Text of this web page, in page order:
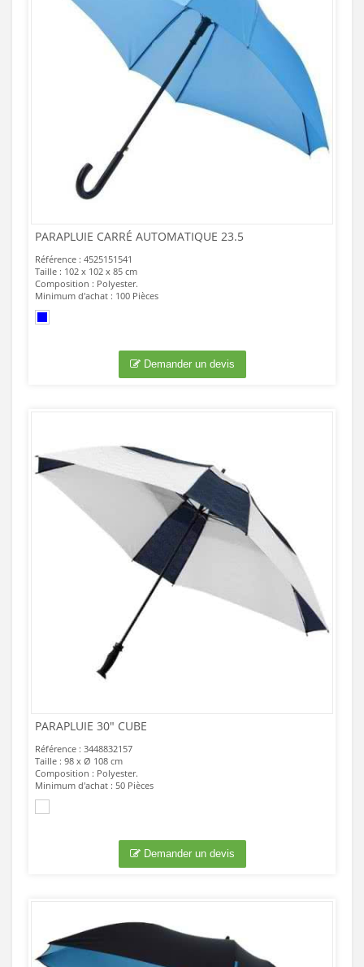
PARAPLUIE CARRÉ AUTOMATIQUE 23.5
Référence : 4525151541
Taille : 102 x 102 x 85 cm
Composition : Polyester.
Minimum d'achat : 100 Pièces
Demander un devis
PARAPLUIE 30" CUBE
Référence : 3448832157
Taille : 98 x Ø 108 cm
Composition : Polyester.
Minimum d'achat : 50 Pièces
Demander un devis